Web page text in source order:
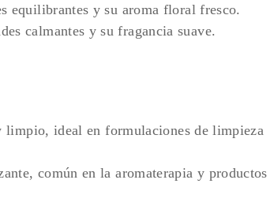
equilibrantes y su aroma floral fresco.
calmantes y su fragancia suave.
ideal en formulaciones de limpieza
común en la aromaterapia y productos